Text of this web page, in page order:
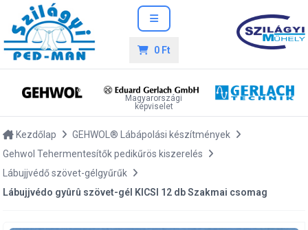
0 Ft
Magyarországi
képviselet
Kezdőlap
GEHWOL® Lábápolási készítmények
Gehwol Tehermentesítők pedikűrös kiszerelés
Lábujjvédő szövet-gélgyűrűk
Lábujjvédo gyûrû szövet-gél KICSI 12 db Szakmai csomag